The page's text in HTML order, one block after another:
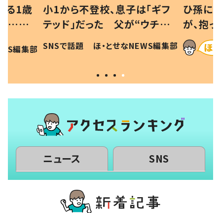
る1歳
…母
現行
編集部
小1から不登校、息子は「ギフ
テッド」だった 父が“ウチ給
食”を作り続ける理由とは #令
和の親 #令和の子
SNSで話題 ほ・とせなNEWS編集部
ひ孫に
が、抱
に「涙
方ない」
ニュース SNS